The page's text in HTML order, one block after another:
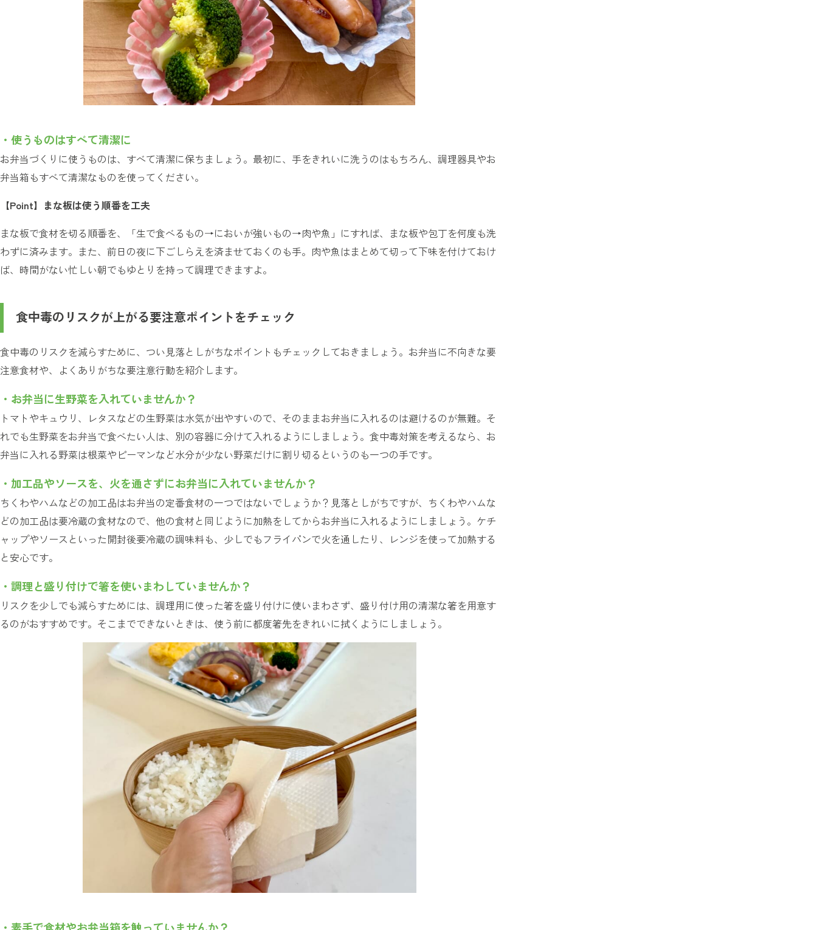
・使うものはすべて清潔に
お弁当づくりに使うものは、すべて清潔に保ちましょう。最初に、手をきれいに洗うのはもちろん、調理器具やお
弁当箱もすべて清潔なものを使ってください。
【Point】まな板は使う順番を工夫
まな板で食材を切る順番を、「生で食べるもの→においが強いもの→肉や魚」にすれば、まな板や包丁を何度も洗
わずに済みます。また、前日の夜に下ごしらえを済ませておくのも手。肉や魚はまとめて切って下味を付けておけ
ば、時間がない忙しい朝でもゆとりを持って調理できますよ。
食中毒のリスクが上がる要注意ポイントをチェック
食中毒のリスクを減らすために、つい見落としがちなポイントもチェックしておきましょう。お弁当に不向きな要
注意食材や、よくありがちな要注意行動を紹介します。
・お弁当に生野菜を入れていませんか？
トマトやキュウリ、レタスなどの生野菜は水気が出やすいので、そのままお弁当に入れるのは避けるのが無難。そ
れでも生野菜をお弁当で食べたい人は、別の容器に分けて入れるようにしましょう。食中毒対策を考えるなら、お
弁当に入れる野菜は根菜やピーマンなど水分が少ない野菜だけに割り切るというのも一つの手です。
・加工品やソースを、火を通さずにお弁当に入れていませんか？
ちくわやハムなどの加工品はお弁当の定番食材の一つではないでしょうか？見落としがちですが、ちくわやハムな
どの加工品は要冷蔵の食材なので、他の食材と同じように加熱をしてからお弁当に入れるようにしましょう。ケチ
ャップやソースといった開封後要冷蔵の調味料も、少しでもフライパンで火を通したり、レンジを使って加熱する
と安心です。
・調理と盛り付けで箸を使いまわしていませんか？
リスクを少しでも減らすためには、調理用に使った箸を盛り付けに使いまわさず、盛り付け用の清潔な箸を用意す
るのがおすすめです。そこまでできないときは、使う前に都度箸先をきれいに拭くようにしましょう。
・素手で食材やお弁当箱を触っていませんか？